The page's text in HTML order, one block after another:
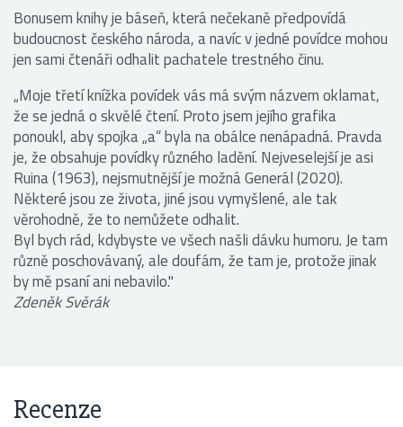
Bonusem knihy je báseň, která nečekaně předpovídá
budoucnost českého národa, a navíc v jedné povídce mohou
jen sami čtenáři odhalit pachatele trestného činu.
„Moje třetí knížka povídek vás má svým názvem oklamat,
že se jedná o skvělé čtení. Proto jsem jejího grafika
ponoukl, aby spojka „a“ byla na obálce nenápadná. Pravda
je, že obsahuje povídky různého ladění. Nejveselejší je asi
Ruina (1963), nejsmutnější je možná Generál (2020).
Některé jsou ze života, jiné jsou vymyšlené, ale tak
věrohodně, že to nemůžete odhalit.
Byl bych rád, kdybyste ve všech našli dávku humoru. Je tam
různě poschovávaný, ale doufám, že tam je, protože jinak
by mě psaní ani nebavilo."
Zdeněk Svěrák
Recenze